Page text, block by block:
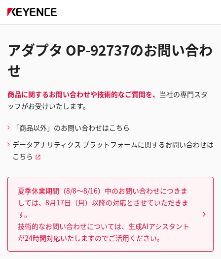
アダプタ OP-92737のお問い合わ
せ
商品に関するお問い合わせや技術的なご質問を、 当社の専門スタ
ッフがお受けいたします。
「商品以外」のお問い合わせはこちら
データアナリティクス プラットフォームに関するお問い合わせは
こちら
夏季休業期間（8/8～8/16）中のお問い合わせにつきま
しては、8月17日（月）以降の対応とさせていただきま
す。
技術的なお問い合わせについては、生成AIアシスタント
が24時間対応いたしますのでご活用ください。